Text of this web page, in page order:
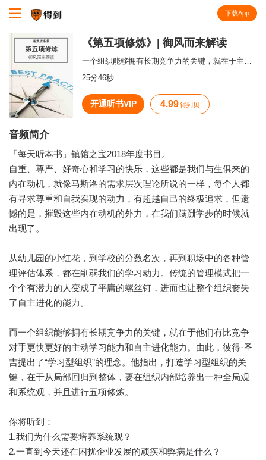
下载App
《第五项修炼》| 御风而来解读
一个组织能够拥有长期竞争力的关键，就在于主动学习能力和自主进化能力。
25分46秒
开通听书VIP 4.99 得到贝
音频简介
「每天听本书」镇馆之宝2018年度书目。
自重、尊严、好奇心和学习的快乐，这些都是我们与生俱来的
内在动机，就像马斯洛的需求层次理论所说的一样，每个人都
有寻求尊重和自我实现的动力，有超越自己的终极追求，但遗
憾的是，摧毁这些内在动机的外力，在我们蹒跚学步的时候就
出现了。
从幼儿园的小红花，到学校的分数名次，再到职场中的各种管
理评估体系，都在削弱我们的学习动力。传统的管理模式把一
个个有潜力的人变成了平庸的螺丝钉，进而也让整个组织丧失
了自主进化的能力。
而一个组织能够拥有长期竞争力的关键，就在于他们有比竞争
对手更快更好的主动学习能力和自主进化能力。由此，彼得·圣
吉提出了“学习型组织”的理念。他指出，打造学习型组织的关
键，在于从局部回归到整体，要在组织内部培养出一种全局观
和系统观，并且进行五项修炼。
你将听到：
1.我们为什么需要培养系统观？
2.一直到今天还在困扰企业发展的顽疾和弊病是什么？